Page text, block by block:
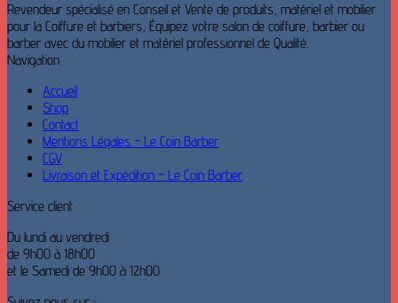
Revendeur spécialisé en Conseil et Vente de produits, matériel et mobilier
pour la Coiffure et barbiers, Équipez votre salon de coiffure, barbier ou
barber avec du mobilier et matériel professionnel de Qualité.
Navigation
Accueil
Shop
Contact
Mentions Légales – Le Coin Barber
CGV
Livraison et Expédition – Le Coin Barber
Service client
Du lundi au vendredi
de 9h00 à 18h00
et le Samedi de 9h00 à 12h00